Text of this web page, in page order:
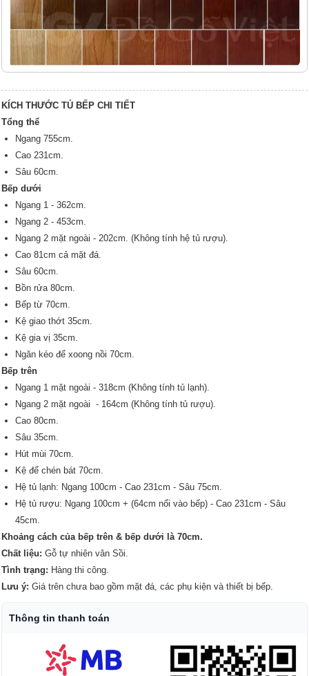
KÍCH THƯỚC TỦ BẾP CHI TIẾT
Tổng thể
Ngang 755cm.
Cao 231cm.
Sâu 60cm.
Bếp dưới
Ngang 1 - 362cm.
Ngang 2 - 453cm.
Ngang 2 mặt ngoài - 202cm. (Không tính hệ tủ rượu).
Cao 81cm cả mặt đá.
Sâu 60cm.
Bồn rửa 80cm.
Bếp từ 70cm.
Kệ giao thớt 35cm.
Kệ gia vị 35cm.
Ngăn kéo để xoong nồi 70cm.
Bếp trên
Ngang 1 mặt ngoài - 318cm (Không tính tủ lạnh).
Ngang 2 mặt ngoài - 164cm (Không tính tủ rượu).
Cao 80cm.
Sâu 35cm.
Hút mùi 70cm.
Kệ để chén bát 70cm.
Hệ tủ lạnh: Ngang 100cm - Cao 231cm - Sâu 75cm.
Hệ tủ rượu: Ngang 100cm + (64cm nối vào bếp) - Cao 231cm - Sâu
45cm.
Khoảng cách của bếp trên & bếp dưới là 70cm.
Chất liệu:Gỗ tự nhiên vân Sồi.
Tình trạng: Hàng thi công.
Lưu ý: Giá trên chưa bao gồm mặt đá, các phụ kiện và thiết bị bếp.
Thông tin thanh toán